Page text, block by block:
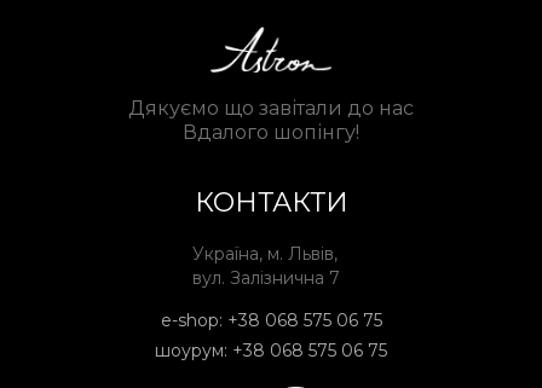
Дякуємо що завітали до нас
Вдалого шопінгу!
КОНТАКТИ
Україна, м. Львів,
вул. Залізнична 7
e-shop: +38 068 575 06 75
шоурум: +38 068 575 06 75